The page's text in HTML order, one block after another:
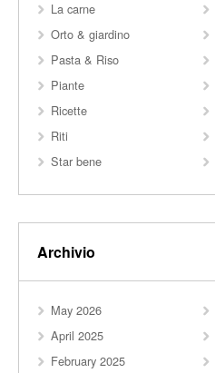
La carne
Orto & giardino
Pasta & Riso
Piante
Ricette
Riti
Star bene
Archivio
May 2026
April 2025
February 2025